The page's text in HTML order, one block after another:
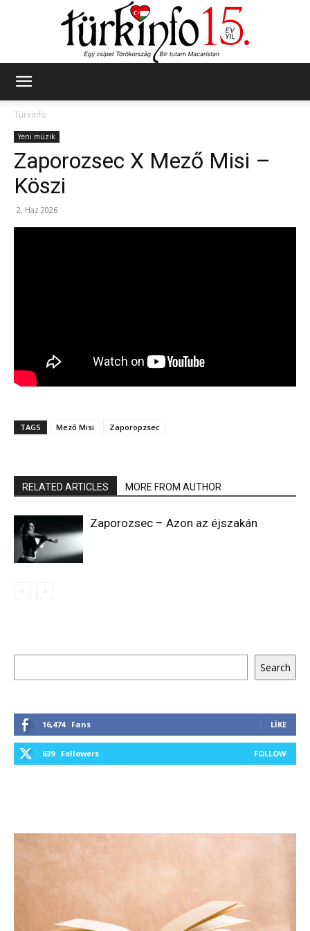
Türkinfo
Yeni müzik
Zaporozsec X Mező Misi –
Köszi
2. Haz 2026
TAGS Mező Misi Zaporopzsec
RELATED ARTICLES MORE FROM AUTHOR
Zaporozsec – Azon az éjszakán
Search
16,474 Fans LIKE
639 Followers FOLLOW